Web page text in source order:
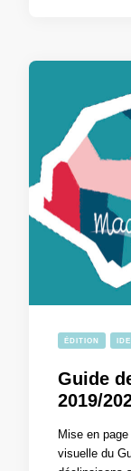
ÉDITION
Guide
2019/
Mise en
visuelle du